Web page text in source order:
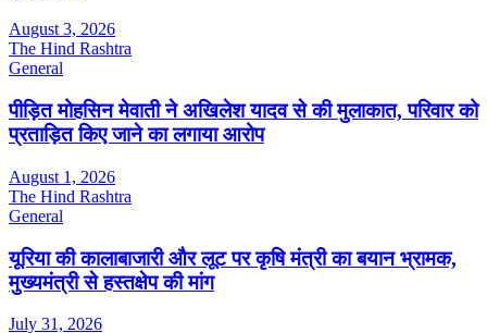
August 3, 2026
The Hind Rashtra
General
पीड़ित मोहसिन मेवाती ने अखिलेश यादव से की मुलाकात, परिवार को
प्रताड़ित किए जाने का लगाया आरोप
August 1, 2026
The Hind Rashtra
General
यूरिया की कालाबाजारी और लूट पर कृषि मंत्री का बयान भ्रामक,
मुख्यमंत्री से हस्तक्षेप की मांग
July 31, 2026